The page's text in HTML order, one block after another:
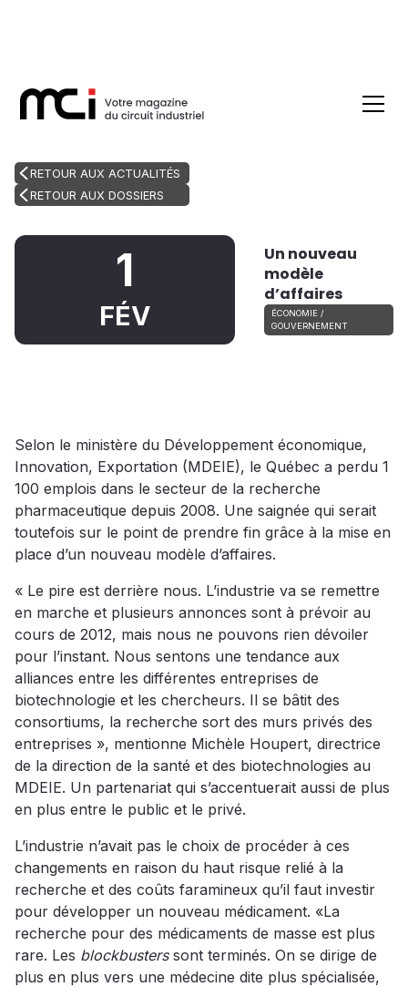
RETOUR AUX ACTUALITÉS
RETOUR AUX DOSSIERS
1
FÉV
Un nouveau
modèle
d’affaires
ÉCONOMIE /
GOUVERNEMENT
Selon le ministère du Développement économique,
Innovation, Exportation (MDEIE), le Québec a perdu 1
100 emplois dans le secteur de la recherche
pharmaceutique depuis 2008. Une saignée qui serait
toutefois sur le point de prendre fin grâce à la mise en
place d’un nouveau modèle d’affaires.
« Le pire est derrière nous. L’industrie va se remettre
en marche et plusieurs annonces sont à prévoir au
cours de 2012, mais nous ne pouvons rien dévoiler
pour l’instant. Nous sentons une tendance aux
alliances entre les différentes entreprises de
biotechnologie et les chercheurs. Il se bâtit des
consortiums, la recherche sort des murs privés des
entreprises », mentionne Michèle Houpert, directrice
de la direction de la santé et des biotechnologies au
MDEIE. Un partenariat qui s’accentuerait aussi de plus
en plus entre le public et le privé.
L’industrie n’avait pas le choix de procéder à ces
changements en raison du haut risque relié à la
recherche et des coûts faramineux qu’il faut investir
pour développer un nouveau médicament. «La
recherche pour des médicaments de masse est plus
rare. Les blockbusterssont terminés. On se dirige de
plus en plus vers une médecine dite plus spécialisée,